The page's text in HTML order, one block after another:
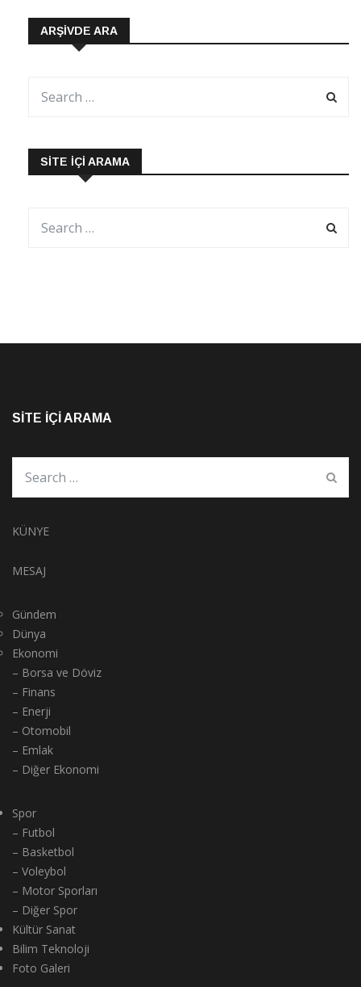
ARŞIVDE ARA
SITE İÇI ARAMA
SITE İÇI ARAMA
KÜNYE
MESAJ
Gündem
Dünya
Ekonomi
– Borsa ve Döviz
– Finans
– Enerji
– Otomobil
– Emlak
– Diğer Ekonomi
Spor
– Futbol
– Basketbol
– Voleybol
– Motor Sporları
– Diğer Spor
Kültür Sanat
Bilim Teknoloji
Foto Galeri